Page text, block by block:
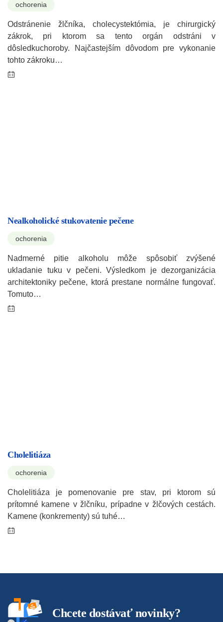
ochorenia
Odstránenie žlčníka, cholecystektómia, je chirurgický
zákrok, pri ktorom sa tento orgán odstráni v
dôsledkuchoroby. Najčastejším dôvodom pre vykonanie
tohto zákroku…
Nealkoholické stukovatenie pečene
ochorenia
Nadmerné pitie alkoholu môže spôsobiť zvýšené
ukladanie tuku v pečeni. Výsledkom je dezorganizácia
architektoniky pečene, ktorá prestane normálne fungovať.
Tomuto…
Cholelitiáza
ochorenia
Cholelitiáza je pomenovanie pre stav, pri ktorom sú
prítomné kamene v žlčníku, prípadne v žlčových cestách.
Kamene (konkrementy) sú tuhé…
Chcete dostávať novinky?